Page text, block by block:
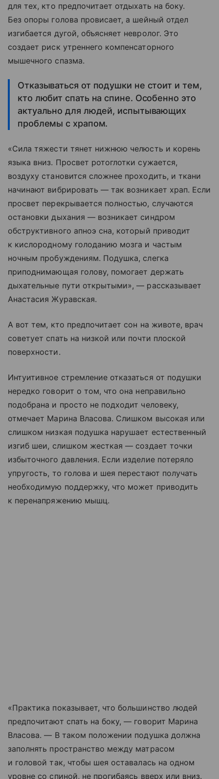
для тех, кто предпочитает отдыхать на боку.
Без опоры голова провисает, а шейный отдел
изгибается дугой, объясняет невролог. Это
создает риск утреннего компенсаторного
мышечного спазма.
Отказываться от подушки не стоит и тем,
кто любит спать на спине. Особенно это
актуально для людей, испытывающих
проблемы с храпом.
«Сила тяжести тянет нижнюю челюсть и корень
языка вниз. Просвет ротоглотки сужается,
воздуху становится сложнее проходить, и ткани
начинают вибрировать — так возникает храп. Если
просвет перекрывается полностью, случаются
остановки дыхания — возникает синдром
обструктивного апноэ сна, который приводит
к кислородному голоданию мозга и частым
ночным пробуждениям. Подушка, слегка
приподнимающая голову, помогает держать
дыхательные пути открытыми», — рассказывает
Анастасия Журавская.
А вот тем, кто предпочитает сон на животе, врач
советует спать на низкой или почти плоской
поверхности.
Интуитивное стремление отказаться от подушки
нередко говорит о том, что она неправильно
подобрана и просто не подходит человеку,
отмечает Марина Власова. Слишком высокая или
слишком низкая подушка нарушает естественный
изгиб шеи, слишком жесткая — создает точки
избыточного давления. Если изделие потеряло
упругость, то голова и шея перестают получать
необходимую поддержку, что может приводить
к перенапряжению мышц.
«Практика показывает, что большинство людей
предпочитают спать на боку, — говорит Марина
Власова. — В таком положении подушка должна
заполнять пространство между матрасом
и головой так, чтобы шея оставалась на одном
уровне со спиной, не прогибаясь вверх или вниз.